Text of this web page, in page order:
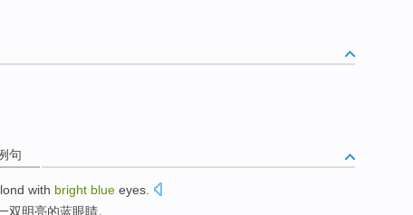
句
with bright blue eyes.
双明亮的蓝眼睛。